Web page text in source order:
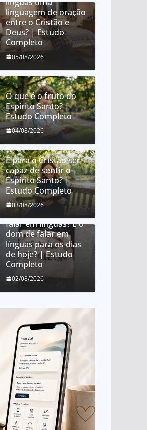
linguagem de oração
entre o Cristão e
Deus? | Estudo
Completo
05/08/2026
O que é o fruto do
Espírito Santo? |
Estudo Completo
04/08/2026
É para o Cristão ser
capaz de sentir o
Espírito Santo? |
Estudo Completo
03/08/2026
falar em línguas? É o
dom de falar em
línguas para os dias
de hoje? | Estudo
Completo
02/08/2026